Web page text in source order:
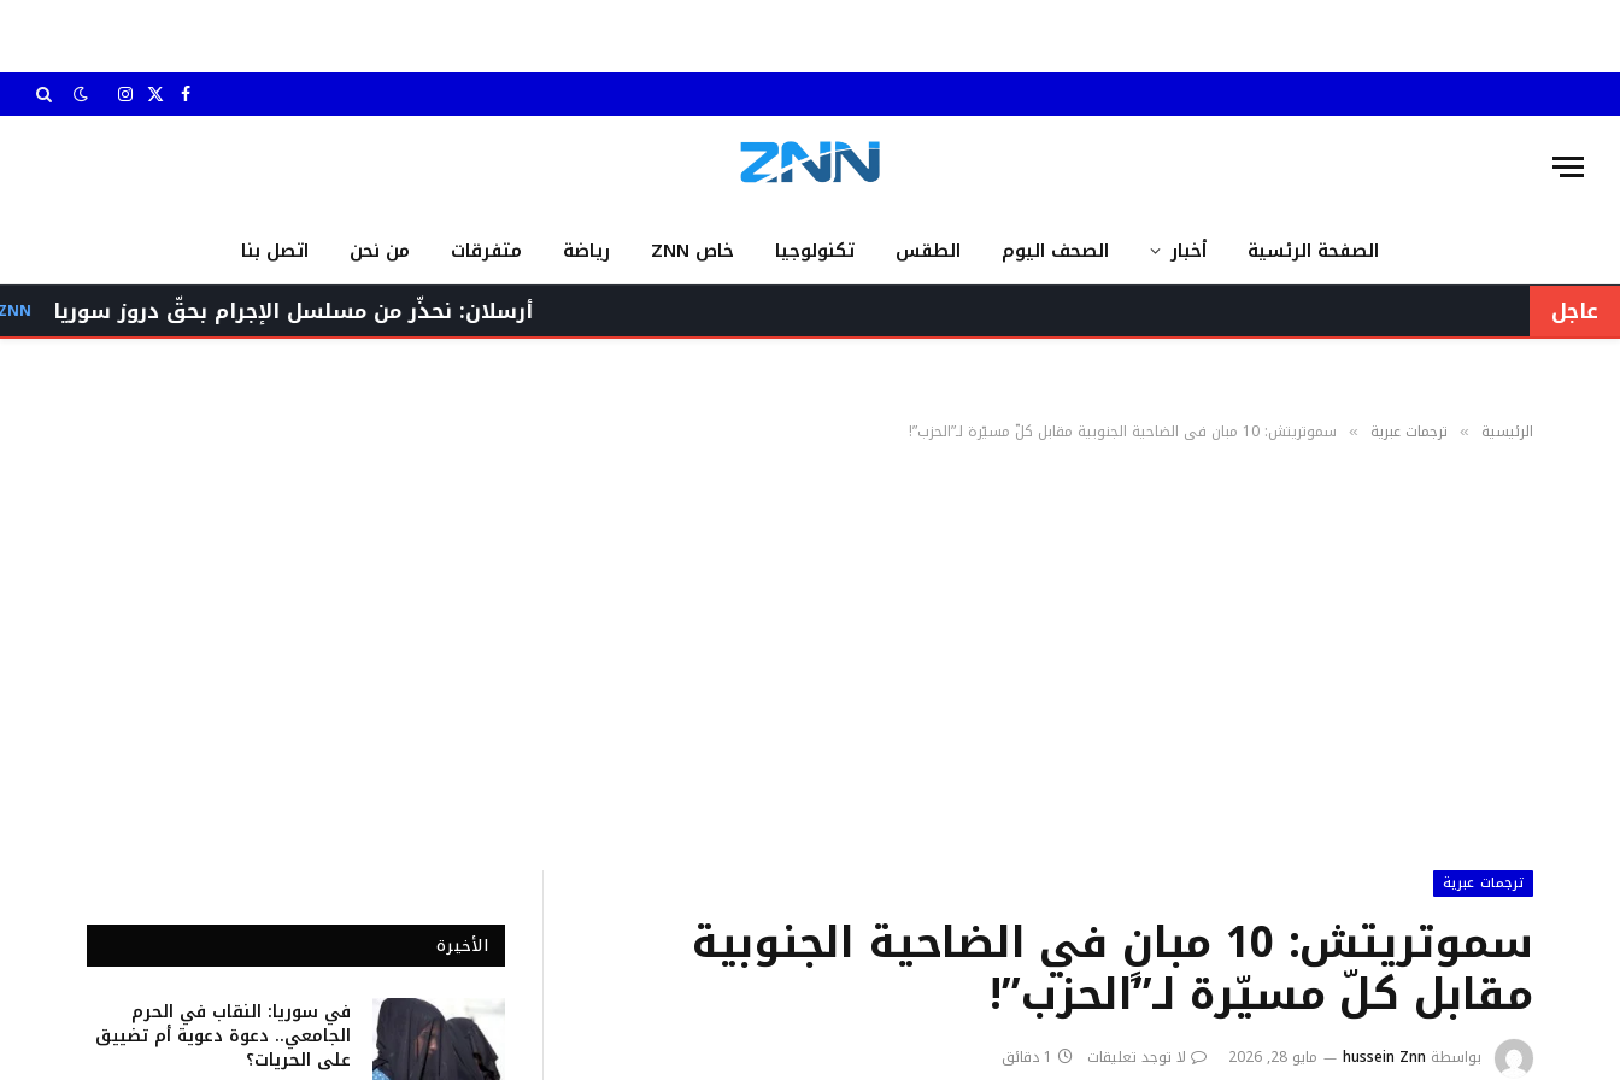
فيسبوك
X الانستغرام
الصفحة الرئسية أخبار الصحف اليوم الطقس تكنولوجيا خاص ZNN رياضة متفرقات من نحن اتصل بنا
عاجل أرسلان: نحذّر من مسلسل الإجرام بحقّ دروز سوريا من
الرئيسية » ترجمات عبرية » سموتريتش: 10 مبانٍ في الضاحية الجنوبية مقابل كلّ مسيّرة لـ”الحزب”!
ترجمات عبرية
سموتريتش: 10 مبانٍ في الضاحية الجنوبية
مقابل كلّ مسيّرة لـ”الحزب”!
بواسطة hussein Znn مايو 28, 2026 لا توجد تعليقات 1 دقائق
الأخيرة
في سوريا: النقاب في الحرم
الجامعي.. دعوة دعوية أم تضييق
على الحريات؟